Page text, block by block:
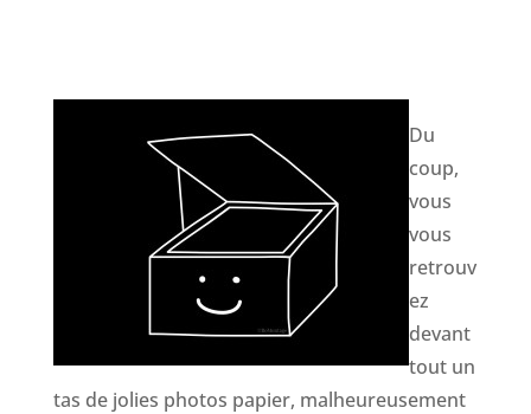
Du
coup,
vous
vous
retrouv
ez
devant
tout un
tas de jolies photos papier, malheureusement